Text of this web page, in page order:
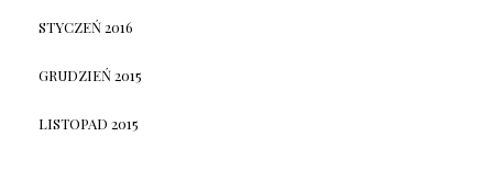
STYCZEŃ 2016
GRUDZIEŃ 2015
LISTOPAD 2015